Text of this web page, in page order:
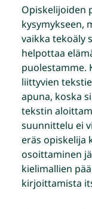
Opiskelijoiden
kysymykseen,
vaikka tekoäly
helpottaa
puolestamme.
liittyvien
apuna, koska
tekstin
suunnittelu ei
eräs opiskelija
osoittaminen
kielimallien
kirjoittamista